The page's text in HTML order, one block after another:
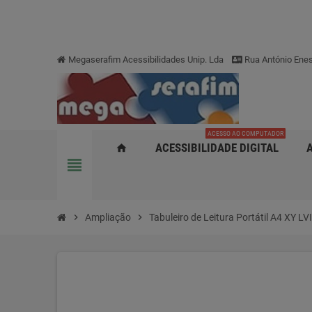
Megaserafim Acessibilidades Unip. Lda Rua António
view_headline
home ACESSIBILIDADE DIGITAL
ACESSO AO COMPUTADOR
chevron_right Ampliação chevron_right Tabuleiro de Leitura Portátil A4 XY LVI